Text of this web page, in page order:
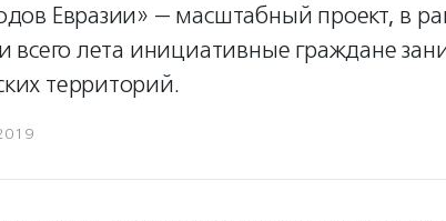
Евразии» — масштабный проект, в
всего лета инициативные граждане
территорий.